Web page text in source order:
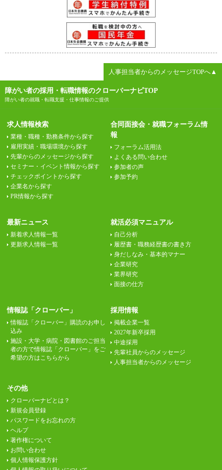
人事担当者からのメッセージTOPへ▲
障がい者の採用・転職情報のクローバーナビTOP
障がい者の就職・転職支援・仕事情報のご提供
求人情報検索
業種・職種・勤務条件から探す
雇用実績・職場環境から探す
先輩からのメッセージから探す
セミナー・イベント情報から探す
チェックポイントから探す
企業名から探す
PR情報から探す
合同面接会・就職フォーラム情
報
フォーラム活用法
よくある問い合わせ
参加者の声
参加予約
最新ニュース
新着求人情報一覧
更新求人情報一覧
就活必須マニュアル
自己分析
履歴書・職務経歴書の書き方
身だしなみ・基本的マナー
企業研究
業界研究
面接の仕方
情報誌「クローバー」
情報誌「クローバー」購読のお申し
込み
施設・大学・病院・図書館のご担当
者の方で情報誌「クローバー」をご
希望の方はこちらから
採用情報
掲載企業一覧
2027年新卒採用
中途採用
先輩社員からのメッセージ
人事担当者からのメッセージ
その他
クローバーナビとは？
新規会員登録
パスワードをお忘れの方
ヘルプ
著作権について
お問い合わせ
個人情報保護方針